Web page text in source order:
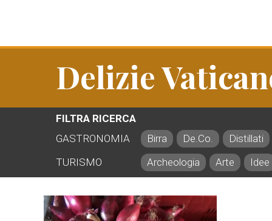
Delizie
FILTRA RICERCA
GASTRONOMIA
Birra De.Co.
Distillati
TURISMO
Archeologia Arte Idee